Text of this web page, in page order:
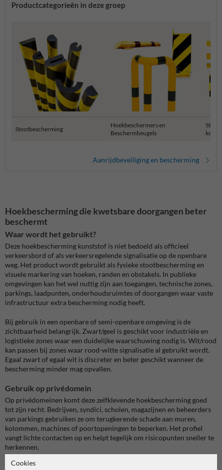
Productcategorieën in deze groep
Stootbescherming
Hoekbeschermers en
Beschermbeugels
Aanrijdbeveiliging en bescherming
Hoekbescherming die kwetsbare doorgangen beter
beschermt
Waar wordt het gebruikt?
Deze hoekbescherming kunststof is niet bedoeld als officieel
verkeersbord of als verkeersregelende signalisatie op de openbare
weg. Het product wordt gebruikt als fysieke stootbescherming en
visuele markering van hoeken, randen en obstakels. In publieke
omgevingen kan het wel nuttig zijn aan toegangen, technische zones,
parkings, laadpunten, onderhoudsruimtes of doorgangen waar vaste
infrastructuur extra bescherming nodig heeft.
Bij gebruik in een openbare of semi-openbare omgeving is de
zichtbaarheid belangrijk. Zwart/geel is geschikt voor industriële en
logistieke zones waar een duidelijke waarschuwing nodig is. Wit/rood
kan passen bij zones waar rood-witte signalisatie al gebruikt wordt.
Egaal zwart of egaal wit is discreter en beter geschikt wanneer de
bescherming minder mag opvallen.
Gebruik op privédomein
Op privédomeinen komt deze zelfklevende hoekbescherming goed
tot zijn recht. Bedrijven, syndici, scholen, magazijnen en beheerders
van parkings gebruiken ze om terugkerende schade aan muren,
kolommen, machines of poortopeningen te beperken. Het profiel
vangt lichte contacten op en helpt tegelijk om risicopunten sneller te
herkennen.
Denk aan een ondergrondse parking waar voertuigen dicht langs
Cookies